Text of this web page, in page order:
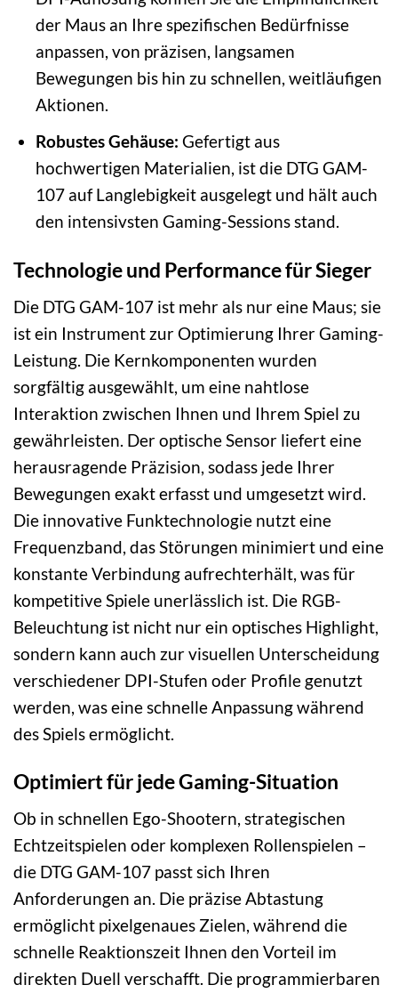
der Maus an Ihre spezifischen Bedürfnisse
anpassen, von präzisen, langsamen
Bewegungen bis hin zu schnellen, weitläufigen
Aktionen.
Robustes Gehäuse: Gefertigt aus
hochwertigen Materialien, ist die DTG GAM-
107 auf Langlebigkeit ausgelegt und hält auch
den intensivsten Gaming-Sessions stand.
Technologie und Performance für Sieger
Die DTG GAM-107 ist mehr als nur eine Maus; sie
ist ein Instrument zur Optimierung Ihrer Gaming-
Leistung. Die Kernkomponenten wurden
sorgfältig ausgewählt, um eine nahtlose
Interaktion zwischen Ihnen und Ihrem Spiel zu
gewährleisten. Der optische Sensor liefert eine
herausragende Präzision, sodass jede Ihrer
Bewegungen exakt erfasst und umgesetzt wird.
Die innovative Funktechnologie nutzt eine
Frequenzband, das Störungen minimiert und eine
konstante Verbindung aufrechterhält, was für
kompetitive Spiele unerlässlich ist. Die RGB-
Beleuchtung ist nicht nur ein optisches Highlight,
sondern kann auch zur visuellen Unterscheidung
verschiedener DPI-Stufen oder Profile genutzt
werden, was eine schnelle Anpassung während
des Spiels ermöglicht.
Optimiert für jede Gaming-Situation
Ob in schnellen Ego-Shootern, strategischen
Echtzeitspielen oder komplexen Rollenspielen –
die DTG GAM-107 passt sich Ihren
Anforderungen an. Die präzise Abtastung
ermöglicht pixelgenaues Zielen, während die
schnelle Reaktionszeit Ihnen den Vorteil im
direkten Duell verschafft. Die programmierbaren